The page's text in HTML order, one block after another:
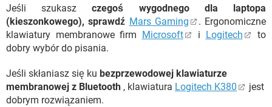
Jeśli szukaszczegoś wygodnego dla laptopa
(kieszonkowego), sprawdź Mars Gaming
. Ergonomiczne
klawiatury membranowe firm
Microsoft i Logitech
to
dobry wybór do pisania.
Jeśli skłaniasz się ku bezprzewodowej klawiaturze
membranowej z Bluetooth , klawiatura Logitech K380
jest
dobrym rozwiązaniem.